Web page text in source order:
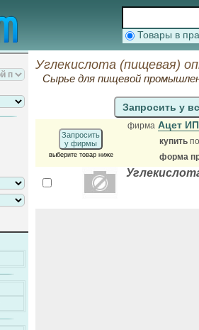
Товары в
Углекислота (пищевая)
Сырье для пищевой
Запросить у
Запросить
у фирмы
выберите товар ниже
фирма Ацет
купить
форма